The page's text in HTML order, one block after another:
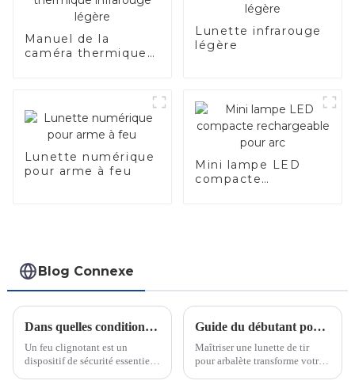
Manuel de la
caméra thermique
Lunette infrarouge
légère
Lunette numérique
pour arme à feu
Mini lampe LED
compacte
Blog Connexe
Dans quelles conditions les lampes clignotantes peuvent-elles être utilisées ?
Un feu clignotant est un
dispositif de sécurité essentiel
Guide du débutant pour maîtriser les lunettes de visée pour arbalètes
Maîtriser une lunette de tir
pour arbalète transforme votre